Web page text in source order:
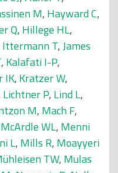
M, Hayward C,
Q, Hillege HL,
Ittermann T,James
, Kalafati I-P,
IK, Kratzer W,
Lichtner P, Lind L,
M, Mach F,
McArdle WL, Menni
L, Mills R, Moayyeri
TW, Mulas